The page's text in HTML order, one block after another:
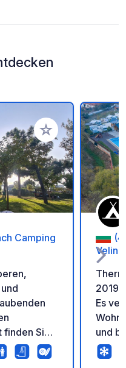
Zu Ihren Favoriten
Camping
finden Sie
Imbiss,
und
2019
Es
und
der